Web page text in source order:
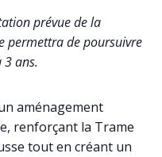
prévue de la
permettra de poursuivre
3 ans.
aménagement
renforçant la Trame
tout en créant un